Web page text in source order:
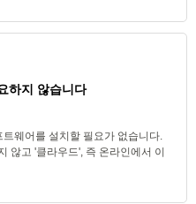
하지 않습니다
웨어를 설치할 필요가 없습니다.
않고 '클라우드', 즉 온라인에서 이